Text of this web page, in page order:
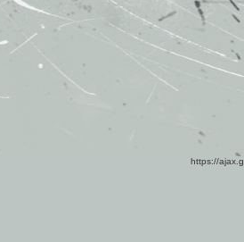
https://